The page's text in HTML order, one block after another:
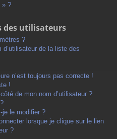
» ?
des utilisateurs
?
de la liste des
n’est toujours pas correcte !
!
de mon nom d’utilisateur ?
je le modifier ?
lorsque je clique sur le lien
?